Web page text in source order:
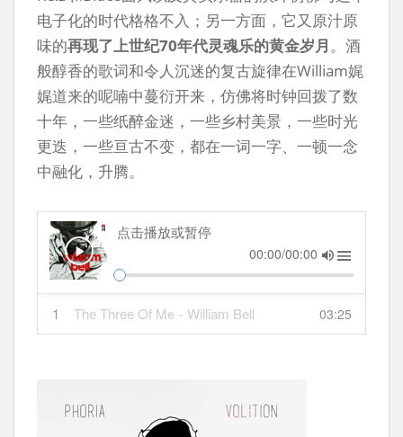
电子化的时代格格不入；另一方面，它又原汁原
味的再现了上世纪70年代灵魂乐的黄金岁月。酒
般醇香的歌词和令人沉迷的复古旋律在William娓
娓道来的呢喃中蔓衍开来，仿佛将时钟回拨了数
十年，一些纸醉金迷，一些乡村美景，一些时光
更迭，一些亘古不变，都在一词一字、一顿一念
中融化，升腾。
点击播放或暂停
00:00/00:00
1 The Three Of Me - William Bell 03:25